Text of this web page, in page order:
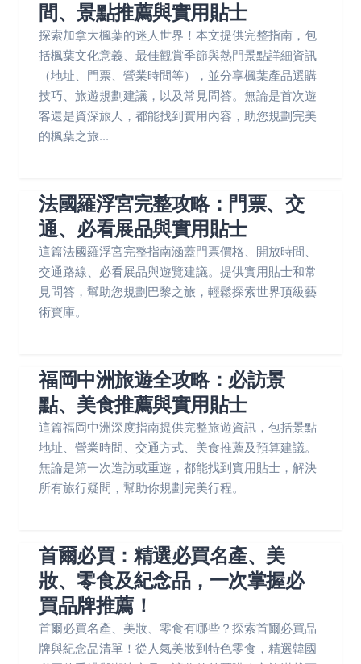
間、景點推薦與實用貼士
探索加拿大楓葉的迷人世界！本文提供完整指南，包
括楓葉文化意義、最佳觀賞季節與熱門景點詳細資訊
（地址、門票、營業時間等），並分享楓葉產品選購
技巧、旅遊規劃建議，以及常見問答。無論是首次遊
客還是資深旅人，都能找到實用內容，助您規劃完美
的楓葉之旅...
法國羅浮宮完整攻略：門票、交
通、必看展品與實用貼士
這篇法國羅浮宮完整指南涵蓋門票價格、開放時間、
交通路線、必看展品與遊覽建議。提供實用貼士和常
見問答，幫助您規劃巴黎之旅，輕鬆探索世界頂級藝
術寶庫。
福岡中洲旅遊全攻略：必訪景
點、美食推薦與實用貼士
這篇福岡中洲深度指南提供完整旅遊資訊，包括景點
地址、營業時間、交通方式、美食推薦及預算建議。
無論是第一次造訪或重遊，都能找到實用貼士，解決
所有旅行疑問，幫助你規劃完美行程。
首爾必買：精選必買名產、美
妝、零食及紀念品，一次掌握必
買品牌推薦！
首爾必買名產、美妝、零食有哪些？探索首爾必買品
牌與紀念品清單！從人氣美妝到特色零食，精選韓國